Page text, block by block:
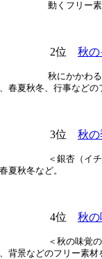
動くフリー
2位 秋の
秋にかかわ
春夏秋冬、行事などの
3位 秋の
＜銀杏（イ
夏秋冬など。
4位 秋の
＜秋の味覚
背景などのフリー素材